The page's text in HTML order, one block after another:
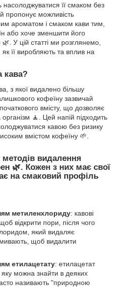
насолоджуватися її смаком без
пропонує можливість
ароматом і смаком кави тим,
або хоче зменшити його
У цій статті ми розглянемо,
її виробляють та вплив на
кава?
з якої видалено більшу
кофеїну зазвичай
вмісту, що дозволяє
🧘. Цей напій підходить
кавою без ризику
вмістом кофеїну 🌱.
методів видалення
🌿. Кожен з них має свої
на смаковий профіль
метиленхлориду: кавові
відкрити пори, після чого
який видаляє
щоб видалити
етилацетату: етилацетат
можна знайти в деяких
називають "природною